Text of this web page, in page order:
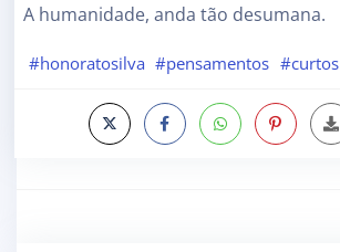
A humanidade, anda tão desumana.
#honoratosilva #pensamentos #curtos